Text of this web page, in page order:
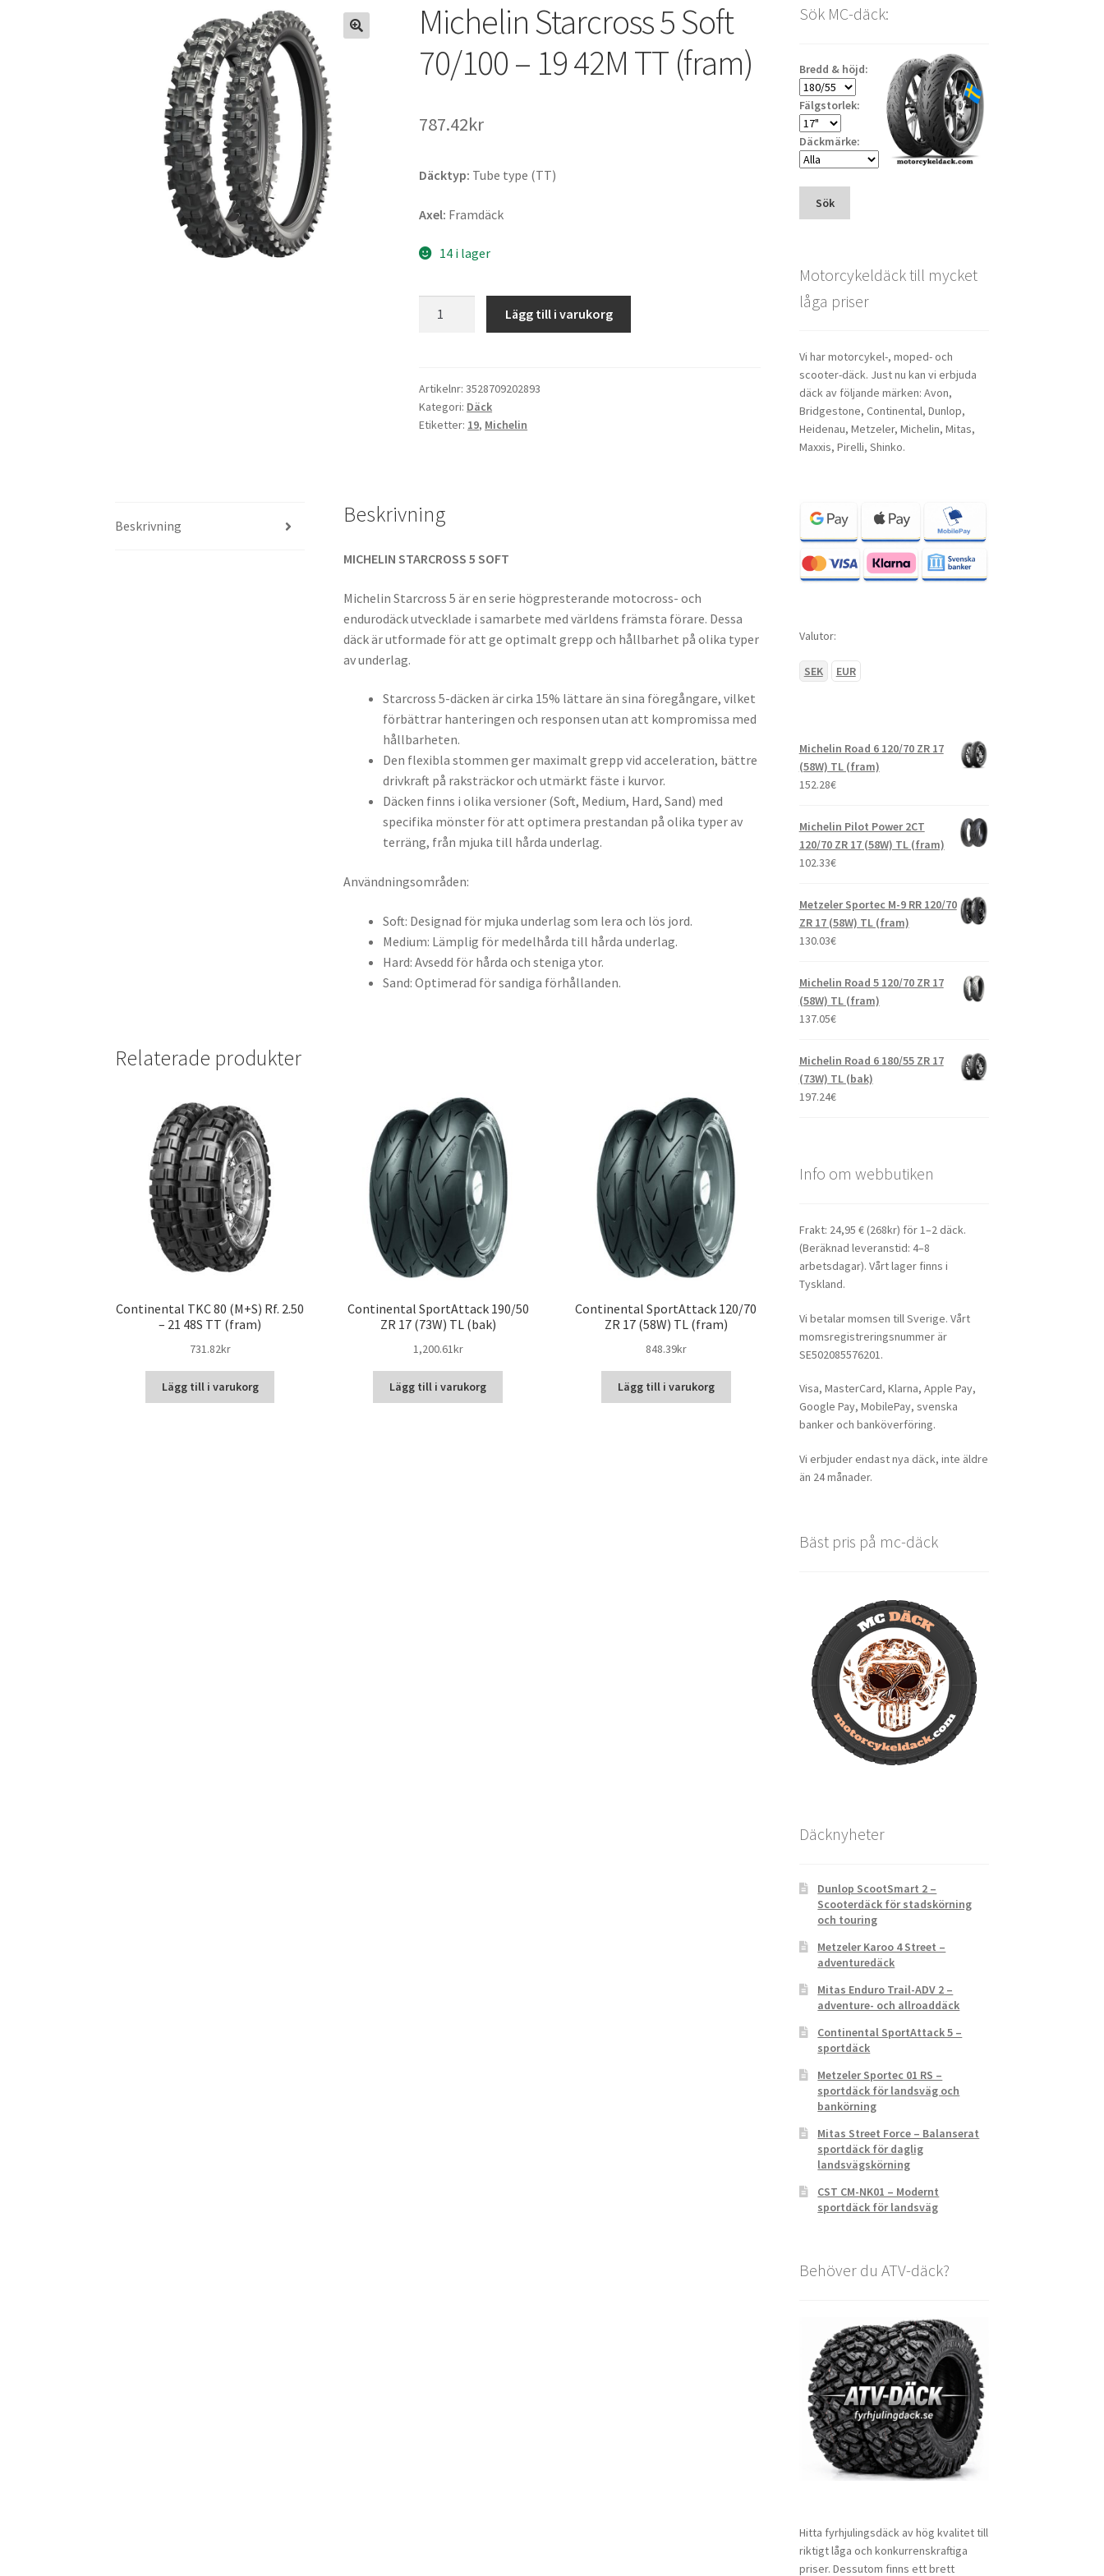
Michelin Starcross 5 Soft
70/100 – 19 42M TT (fram)
787.42kr
Däcktyp: Tube type (TT)
Axel: Framdäck
14 i lager
70/100
-
19
mängd
Lägg till i varukorg
Artikelnr:3528709202893
Kategori: Däck
Etiketter: 19, Michelin
Beskrivning Beskrivning
MICHELIN STARCROSS 5 SOFT
Michelin Starcross 5 är en serie högpresterande motocross- och
endurodäck utvecklade i samarbete med världens främsta förare. Dessa
däck är utformade för att ge optimalt grepp och hållbarhet på olika typer
av underlag.
Starcross 5-däcken är cirka 15% lättare än sina föregångare, vilket
förbättrar hanteringen och responsen utan att kompromissa med
hållbarheten.
Den flexibla stommen ger maximalt grepp vid acceleration, bättre
drivkraft på raksträckor och utmärkt fäste i kurvor.
Däcken finns i olika versioner (Soft, Medium, Hard, Sand) med
specifika mönster för att optimera prestandan på olika typer av
terräng, från mjuka till hårda underlag.
Användningsområden:
Soft: Designad för mjuka underlag som lera och lös jord.
Medium: Lämplig för medelhårda till hårda underlag.
Hard: Avsedd för hårda och steniga ytor.
Sand: Optimerad för sandiga förhållanden.
Relaterade produkter
Continental TKC 80 (M+S) Rf. 2.50
– 21 48S TT (fram)
731.82kr
Lägg till i varukorg
Continental SportAttack 190/50
ZR 17 (73W) TL (bak)
1,200.61kr
Lägg till i varukorg
Continental SportAttack 120/70
ZR 17 (58W) TL (fram)
848.39kr
Lägg till i varukorg
Sök MC-däck:
Bredd & höjd:
Fälgstorlek:
Däckmärke:
Sök
Motorcykeldäck till mycket
låga priser
Vi har motorcykel-, moped- och
scooter-däck. Just nu kan vi erbjuda
däck av följande märken: Avon,
Bridgestone, Continental, Dunlop,
Heidenau, Metzeler, Michelin, Mitas,
Maxxis, Pirelli, Shinko.
Valutor:
SEK EUR
Michelin Road 6 120/70 ZR 17
(58W) TL (fram)
152.28€
Michelin Pilot Power 2CT
120/70 ZR 17 (58W) TL (fram)
102.33€
Metzeler Sportec M-9 RR 120/70
ZR 17 (58W) TL (fram)
130.03€
Michelin Road 5 120/70 ZR 17
(58W) TL (fram)
137.05€
Michelin Road 6 180/55 ZR 17
(73W) TL (bak)
197.24€
Info om webbutiken
Frakt: 24,95 € (268kr) för 1–2 däck.
(Beräknad leveranstid: 4–8
arbetsdagar). Vårt lager finns i
Tyskland.
Vi betalar momsen till Sverige. Vårt
momsregistreringsnummer är
SE502085576201.
Visa, MasterCard, Klarna, Apple Pay,
Google Pay, MobilePay, svenska
banker och banköverföring.
Vi erbjuder endast nya däck, inte äldre
än 24 månader.
Bäst pris på mc-däck
Däcknyheter
Dunlop ScootSmart 2 –
Scooterdäck för stadskörning
och touring
Metzeler Karoo 4 Street –
adventuredäck
Mitas Enduro Trail-ADV 2 –
adventure- och allroaddäck
Continental SportAttack 5 –
sportdäck
Metzeler Sportec 01 RS –
sportdäck för landsväg och
bankörning
Mitas Street Force – Balanserat
sportdäck för daglig
landsvägskörning
CST CM-NK01 – Modernt
sportdäck för landsväg
Behöver du ATV-däck?
Hitta fyrhjulingsdäck av hög kvalitet till
riktigt låga och konkurrenskraftiga
priser. Dessutom finns ett brett